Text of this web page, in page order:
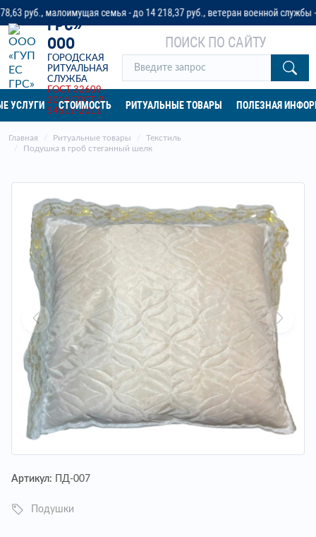
малоимущая семья - до 14 218,37 руб., ветеран военной службы - до
«ГУП ЕС
ГРС»
ООО
ГОРОДСКАЯ
РИТУАЛЬНАЯ
СЛУЖБА
ГОСТ 32609-
2014 ГОСТ Р
54611-2011
ПОИСК ПО САЙТУ
УСЛУГИ СТОИМОСТЬ РИТУАЛЬНЫЕ ТОВАРЫ ПОЛЕЗНАЯ
Главная Ритуальные товары
Текстиль
Подушка в гроб стеганный шелк
Артикул: ПД-007
Подушки